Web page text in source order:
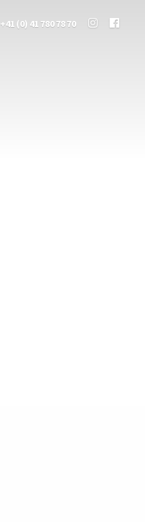
+41 (0) 41 780 78 70